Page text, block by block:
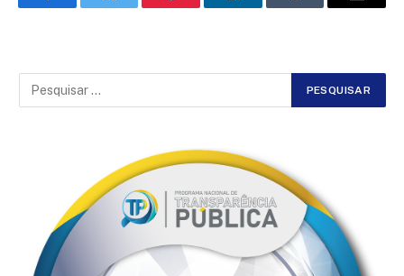
FacebookTwitter Pinterest LinkedInTumblr Email